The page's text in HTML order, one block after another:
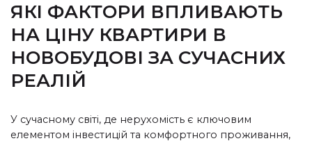
ЯКІ ФАКТОРИ ВПЛИВАЮТЬ
НА ЦІНУ КВАРТИРИ В
НОВОБУДОВІ ЗА СУЧАСНИХ
РЕАЛІЙ
У сучасному світі, де нерухомість є ключовим
елементом інвестицій та комфортного проживання,